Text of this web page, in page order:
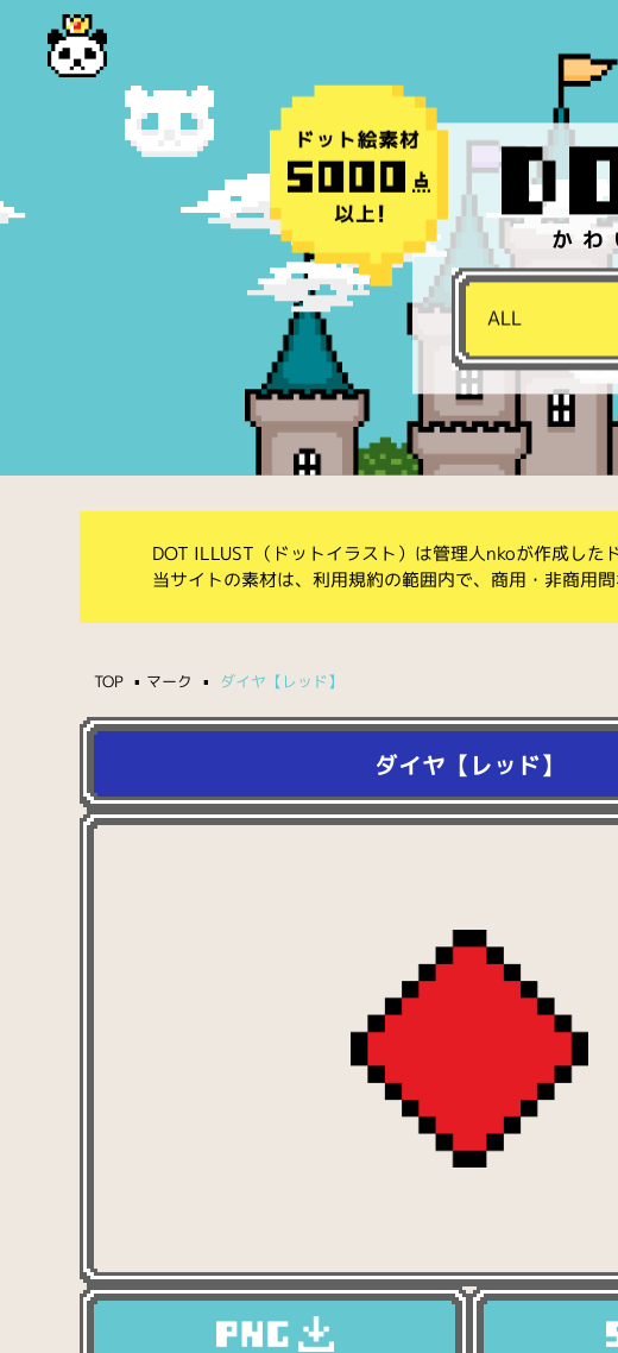
か
DOT ILLUST（ドットイラスト）は管理人nkoが作成した
当サイトの素材は、利用規約の範囲内で、商用・非商用
TOP マーク ダイヤ【レッド】
ダイヤ【レッド】